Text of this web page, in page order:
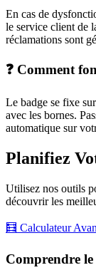
En cas de
le service client de
réclamations sont
❓ Comment
Le badge se fixe
avec les bornes.
automatique sur
Planifiez
Utilisez nos outils
découvrir les
🧮 Calculateur
Comprendre